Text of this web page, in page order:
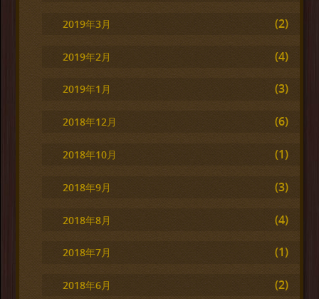
2019年3月 (2)
2019年2月 (4)
2019年1月 (3)
2018年12月 (6)
2018年10月 (1)
2018年9月 (3)
2018年8月 (4)
2018年7月 (1)
2018年6月 (2)